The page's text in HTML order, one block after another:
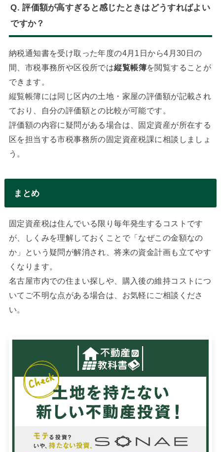
Q. 評価額が高すぎると感じたときはどうすればよい
ですか？
納税通知書を受け取った年度の4月1日から4月30日の
間、市税事務所や区役所では縦覧帳簿を閲覧することが
できます。
縦覧帳簿には同じ区内の土地・家屋の評価額が記載され
ており、自分の評価額との比較が可能です。
評価額の内容に疑問がある場合は、固定資産が所在する
区を担当する市税事務所の固定資産税課に相談しましょ
う。
まとめ
固定資産税は住んでいる限り毎年発生するコストです
が、しくみを理解しておくことで「なぜこの金額なの
か」という疑問が解消され、将来の資金計画も立てやす
くなります。
名古屋市内での住まい探しや、購入後の維持コストにつ
いてご不明な点がある場合は、お気軽にご相談くださ
い。